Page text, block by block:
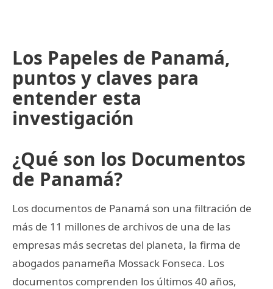
Los Papeles de Panamá,
puntos y claves para
entender esta
investigación
¿Qué son los Documentos
de Panamá?
Los documentos de Panamá son una filtración de
más de 11 millones de archivos de una de las
empresas más secretas del planeta, la firma de
abogados panameña Mossack Fonseca. Los
documentos comprenden los últimos 40 años,